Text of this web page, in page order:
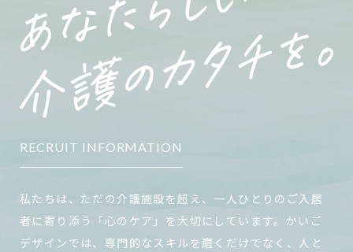
RECRUIT INFORMATION
私たちは、ただの介護施設を超え、一人ひとりのご入居
者に寄り添う「心のケア」を大切にしています。かいご
デザインでは、専門的なスキルを磨くだけでなく、人と